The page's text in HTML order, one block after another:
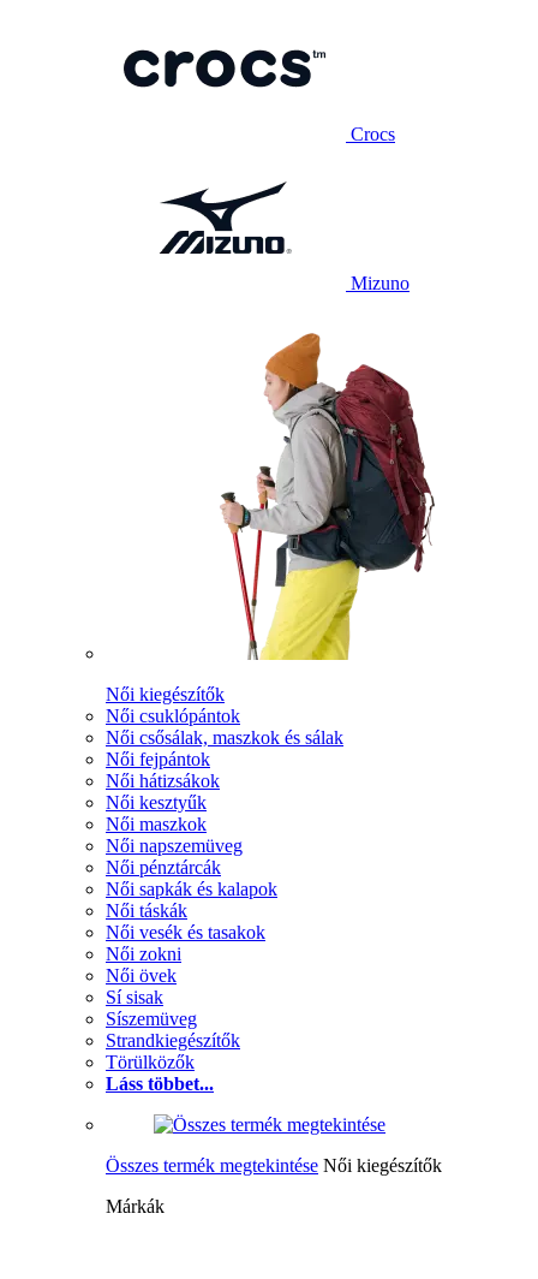
Crocs
Mizuno
Női kiegészítők
Női csuklópántok
Női csősálak, maszkok és sálak
Női fejpántok
Női hátizsákok
Női kesztyűk
Női maszkok
Női napszemüveg
Női pénztárcák
Női sapkák és kalapok
Női táskák
Női vesék és tasakok
Női zokni
Női övek
Sí sisak
Síszemüveg
Strandkiegészítők
Törülközők
Láss többet...
Összes termék megtekintése Női kiegészítők
Márkák